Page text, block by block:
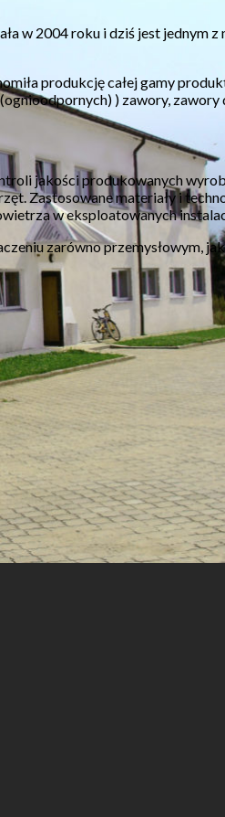
w 2004 roku i dziś jest jednym
produkcję całej gamy
) zawory, zawory
jakości produkowanych
Zastosowane materiały i
w eksploatowanych
zarówno przemysłowym, jak